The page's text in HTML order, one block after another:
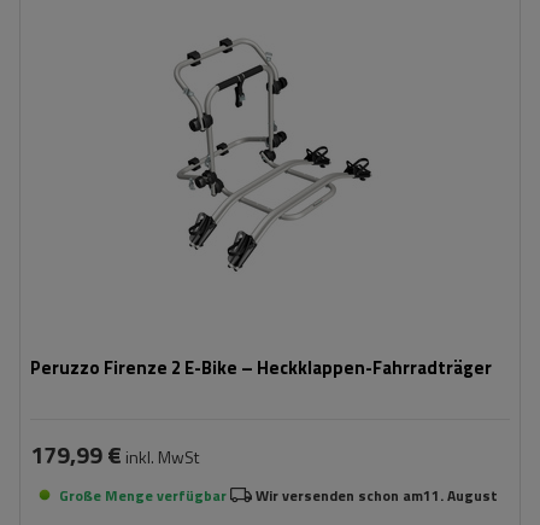
Peruzzo Firenze 2 E-Bike – Heckklappen-Fahrradträger
45 kg
kompatibel mit Elektrofahrrädern
Aluminiumkonstruktion
179,99 € inkl. MwSt
Große Menge verfügbar Wir versenden schon am11. August